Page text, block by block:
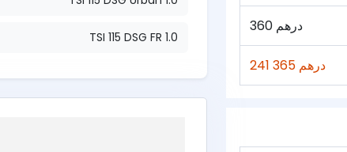
360 درهم
241 365 درهم
1.0 TSI 115 DSG FR